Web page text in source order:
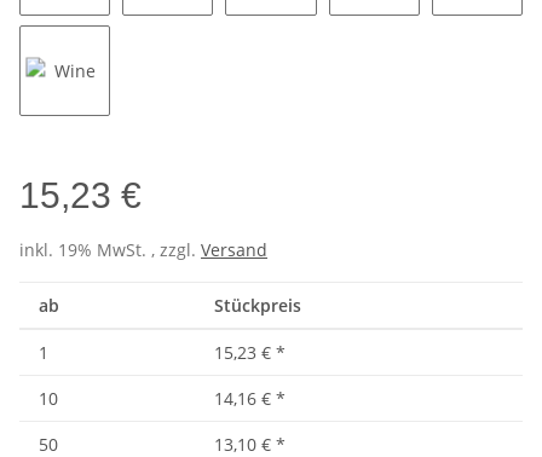
Red
15,23 €
inkl. 19% MwSt. , zzgl. Versand
ab Stückpreis
1 15,23 € *
10
14,16 € *
50
13,10 € *